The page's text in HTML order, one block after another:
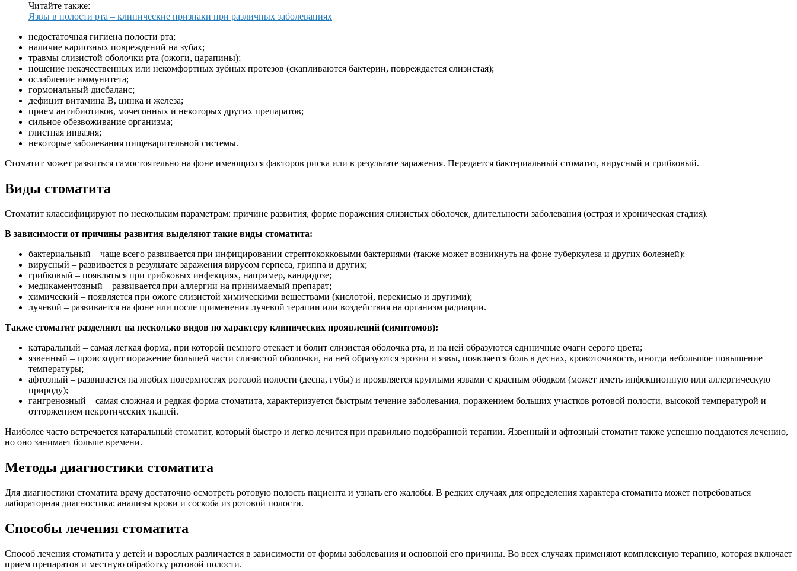
Читайте также:
Язвы в полости рта – клинические признаки при различных заболеваниях
недостаточная гигиена полости рта;
наличие кариозных повреждений на зубах;
травмы слизистой оболочки рта (ожоги, царапины);
ношение некачественных или некомфортных зубных протезов (скапливаются бактерии, повреждается слизистая);
ослабление иммунитета;
гормональный дисбаланс;
дефицит витамина В, цинка и железа;
прием антибиотиков, мочегонных и некоторых других препаратов;
сильное обезвоживание организма;
глистная инвазия;
некоторые заболевания пищеварительной системы.
Стоматит может развиться самостоятельно на фоне имеющихся факторов риска или в результате заражения. Передается бактериальный стоматит, вирусный и грибковый.
Виды стоматита
Стоматит классифицируют по нескольким параметрам: причине развития, форме поражения слизистых оболочек, длительности заболевания (острая и хроническая стадия).
В зависимости от причины развития выделяют такие виды стоматита:
бактериальный – чаще всего развивается при инфицировании стрептококковыми бактериями (также может возникнуть на фоне туберкулеза и других болезней);
вирусный – развивается в результате заражения вирусом герпеса, гриппа и других;
грибковый – появляться при грибковых инфекциях, например, кандидозе;
медикаментозный – развивается при аллергии на принимаемый препарат;
химический – появляется при ожоге слизистой химическими веществами (кислотой, перекисью и другими);
лучевой – развивается на фоне или после применения лучевой терапии или воздействия на организм радиации.
Также стоматит разделяют на несколько видов по характеру клинических проявлений (симптомов):
катаральный – самая легкая форма, при которой немного отекает и болит слизистая оболочка рта, и на ней образуются единичные очаги серого цвета;
язвенный – происходит поражение большей части слизистой оболочки, на ней образуются эрозии и язвы, появляется боль в деснах, кровоточивость, иногда небольшое повышение
температуры;
афтозный – развивается на любых поверхностях ротовой полости (десна, губы) и проявляется круглыми язвами с красным ободком (может иметь инфекционную или аллергическую
природу);
гангренозный – самая сложная и редкая форма стоматита, характеризуется быстрым течение заболевания, поражением больших участков ротовой полости, высокой температурой и
отторжением некротических тканей.
Наиболее часто встречается катаральный стоматит, который быстро и легко лечится при правильно подобранной терапии. Язвенный и афтозный стоматит также успешно поддаются лечению,
но оно занимает больше времени.
Методы диагностики стоматита
Для диагностики стоматита врачу достаточно осмотреть ротовую полость пациента и узнать его жалобы. В редких случаях для определения характера стоматита может потребоваться
лабораторная диагностика: анализы крови и соскоба из ротовой полости.
Способы лечения стоматита
Способ лечения стоматита у детей и взрослых различается в зависимости от формы заболевания и основной его причины. Во всех случаях применяют комплексную терапию, которая включает
прием препаратов и местную обработку ротовой полости.